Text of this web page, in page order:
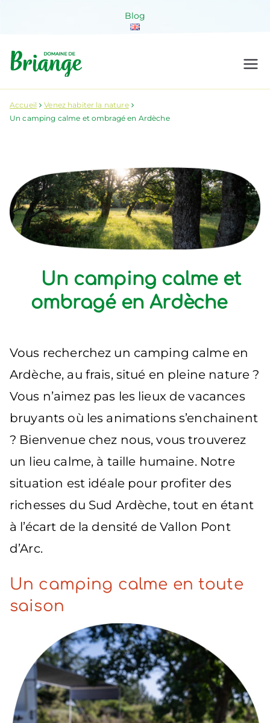
Blog
Briange
Accueil
Venez habiter la nature
Un camping calme et ombragé en Ardèche
Un camping calme et
ombragé en Ardèche
Vous recherchez un camping calme en
Ardèche, au frais, situé en pleine nature ?
Vous n’aimez pas les lieux de vacances
bruyants où les animations s’enchainent
? Bienvenue chez nous, vous trouverez
un lieu calme, à taille humaine. Notre
situation est idéale pour profiter des
richesses du Sud Ardèche, tout en étant
à l’écart de la densité de Vallon Pont
d’Arc.
Un camping calme en toute
saison